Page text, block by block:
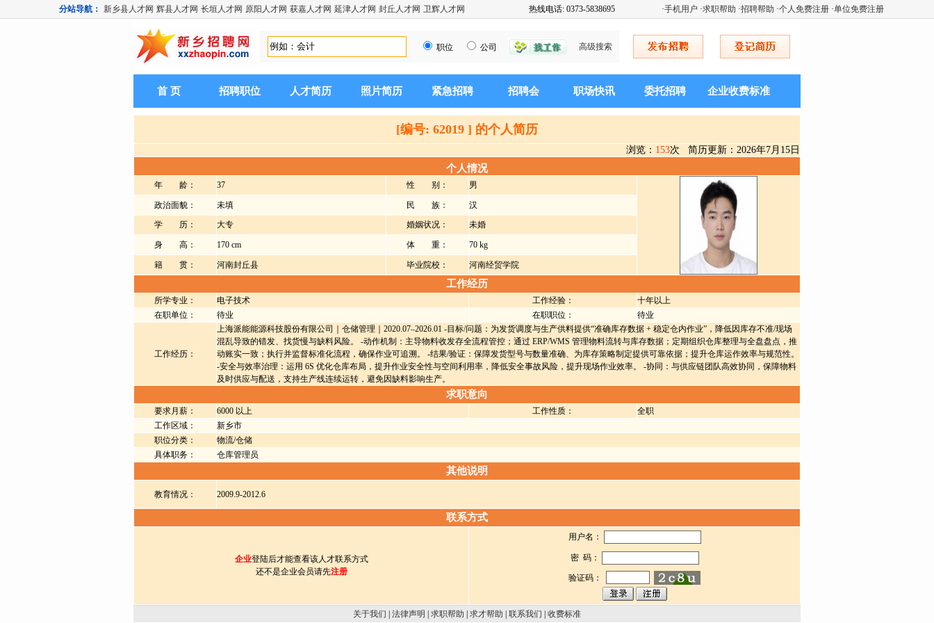
分站导航： 新乡县人才网 辉县人才网 长垣人才网 原阳人才网 获嘉人才网 延津人才网 封丘人才网 卫辉人才网 热线电话: 0373-5838695 ·手机用户 ·求职帮助 ·招聘帮助 ·个人免费注册 ·单位免费注册
职位 公司 高级搜索
首 页 招聘职位 人才简历 照片简历 紧急招聘 招聘会 职场快讯 委托招聘 企业收费标准
[编号: 62019 ] 的个人简历
浏览： 153次 简历更新：2026年7月15日
个人情况
年 龄： 37 性 别： 男
政治面貌： 未填 民 族：
汉
学 历：
大专 婚姻状况： 未婚
身 高： 170 cm 体 重： 70 kg
籍 贯： 河南封丘县 毕业院校： 河南经贸学院
工作经历
所学专业： 电子技术 工作经验：
十年以上
在职单位：
待业 在职职位： 待业
工作经历：
上海派能能源科技股份有限公司｜仓储管理｜2020.07–2026.01 -目标/问题：为发货调度与生产供料提供“准确库存数据 + 稳定仓内作业”，降低因库存不准/现场
混乱导致的错发、找货慢与缺料风险。 -动作机制：主导物料收发存全流程管控；通过 ERP/WMS 管理物料流转与库存数据；定期组织仓库整理与全盘盘点，推
动账实一致；执行并监督标准化流程，确保作业可追溯。 -结果/验证：保障发货型号与数量准确、为库存策略制定提供可靠依据；提升仓库运作效率与规范性。
-安全与效率治理：运用 6S 优化仓库布局，提升作业安全性与空间利用率，降低安全事故风险，提升现场作业效率。 -协同：与供应链团队高效协同，保障物料
及时供应与配送，支持生产线连续运转，避免因缺料影响生产。
求职意向
要求月薪： 6000 以上 工作性质：
全职
工作区域：
新乡市
职位分类：
物流/仓储
具体职务：
仓库管理员
其他说明
教育情况： 2009.9-2012.6
联系方式
企业登陆后才能查看该人才联系方式
还不是企业会员请先注册
用户名：
密 码：
验证码：
关于我们 法律声明 求职帮助 求才帮助 联系我们 收费标准